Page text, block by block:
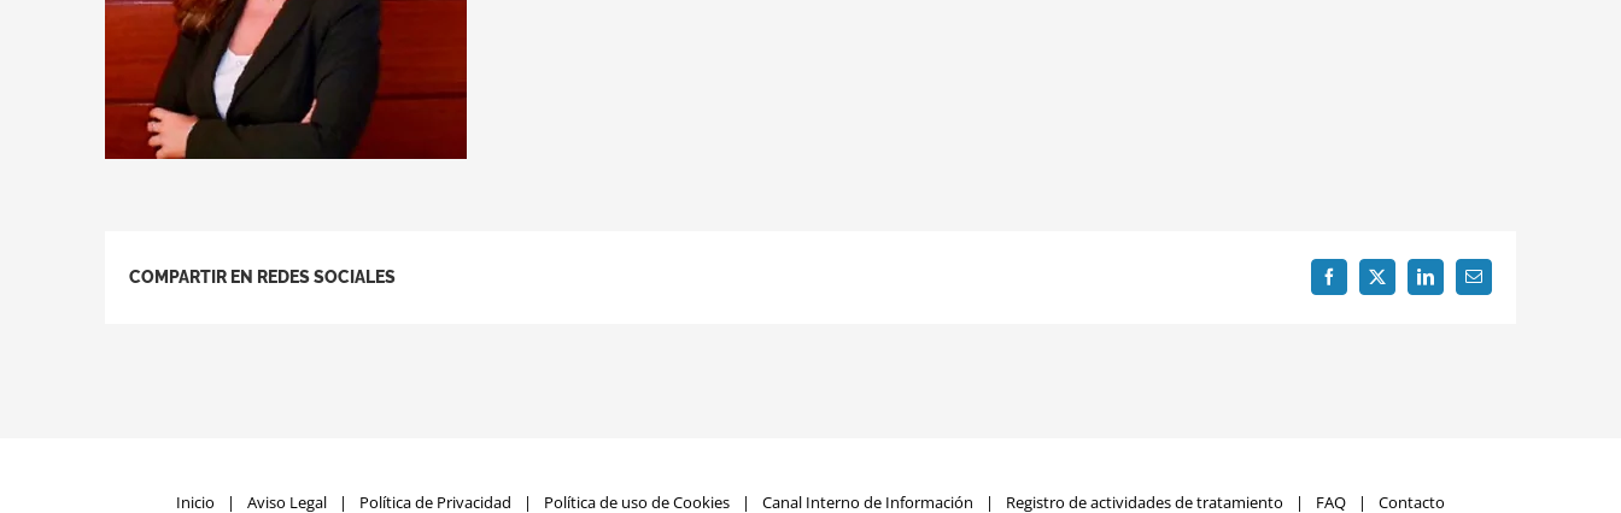
COMPARTIR EN REDES SOCIALES Facebook
X LinkedInCorreo
electrónico
Inicio Aviso Legal Política de Privacidad Política de uso de Cookies Canal Interno de Información Registro de actividades de tratamiento FAQ Contacto